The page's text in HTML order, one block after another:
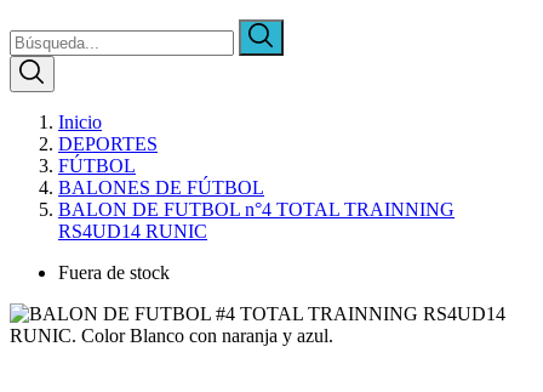
Inicio
DEPORTES
FÚTBOL
BALONES DE FÚTBOL
BALON DE FUTBOL n°4 TOTAL TRAINNING
RS4UD14 RUNIC
Fuera de stock